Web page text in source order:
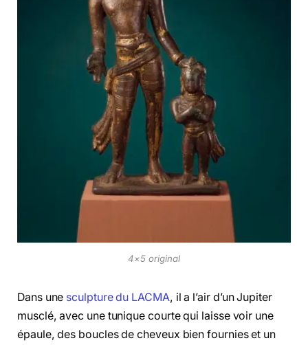
4×5 original
Dans une sculpture du LACMA, il a l’air d’un Jupiter
musclé, avec une tunique courte qui laisse voir une
épaule, des boucles de cheveux bien fournies et un